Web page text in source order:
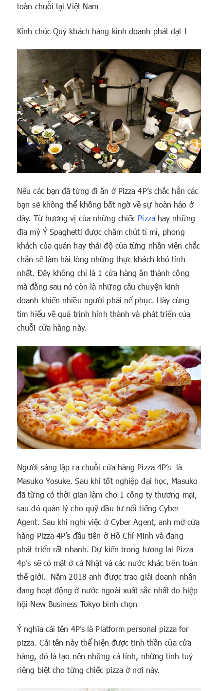
toàn chuỗi tại Việt Nam
Kính chúc Quý khách hàng kinh doanh phát đạt !
Nếu các bạn đã từng đi ăn ở Pizza 4P’s chắc hẳn các
bạn sẽ không thể không bất ngờ về sự hoàn hảo ở
đây. Từ hương vị của những chiếc Pizzahay những
đĩa mỳ Ý Spaghetti được chăm chút tỉ mỉ, phong
khách của quán hay thái độ của từng nhân viên chắc
chắn sẽ làm hài lòng những thực khách khó tính
nhất. Đây không chỉ là 1 cửa hàng ăn thành công
mà đằng sau nó còn là những câu chuyện kinh
doanh khiến nhiều người phải nể phục. Hãy cùng
tìm hiểu về quá trình hình thành và phát triển của
chuỗi cửa hàng này.
Người sáng lập ra chuỗi cửa hàng Pizza 4P’s là
Masuko Yosuke. Sau khi tốt nghiệp đại học, Masuko
đã từng có thời gian làm cho 1 công ty thương mại,
sau đó quản lý cho quỹ đầu tư nổi tiếng Cyber
Agent. Sau khi nghỉ việc ở Cyber Agent, anh mở cửa
hàng Pizza 4P’s đầu tiên ở Hồ Chí Minh và đang
phát triển rất nhanh. Dự kiến trong tương lai Pizza
4p’s sẽ có mặt ở cả Nhật và các nước khác trên toàn
thế giới. Năm 2018 anh được trao giải doanh nhân
đang hoạt động ở nước ngoài xuất sắc nhất do hiệp
hội New Business Tokyo binh chọn
Ý nghĩa cái tên 4P’s là Platform personal pizza for
pizza. Cái tên này thể hiện được tinh thần của cửa
hàng, đó là tạo nên những cá tính, những tinh tuý
riêng biệt cho từng chiếc pizza ở nơi này.